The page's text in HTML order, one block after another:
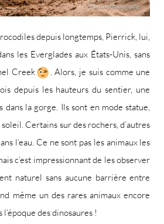
depuis longtemps, Pierrick, lui,
les Everglades aux États-Unis, sans
Creek
. Alors, je suis comme une
depuis les hauteurs du sentier, une
la gorge. Ils sont en mode statue,
Certains sur des rochers, d’autres
l’eau. Ce ne sont pas les animaux les
c’est impressionnant de les observer
naturel sans aucune barrière entre
même un des rares animaux encore
des dinosaures !